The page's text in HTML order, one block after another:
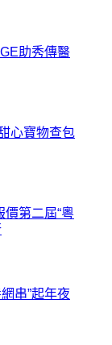
助秀傳醫
心寶物查包
第二屆“粵
串”起年夜